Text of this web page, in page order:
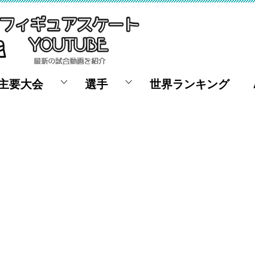
要大会 選手 世界ランキング